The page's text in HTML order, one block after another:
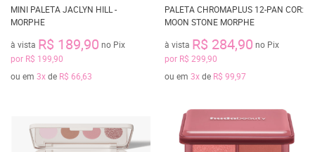
MINI PALETA JACLYN HILL -
MORPHE
à vista R$ 189,90 no Pix
por R$ 199,90
ou em 3xde R$ 66,63
PALETA CHROMAPLUS 12-PAN COR:
MOON STONE MORPHE
à vista R$ 284,90 no Pix
por R$ 299,90
ou em 3xde R$ 99,97